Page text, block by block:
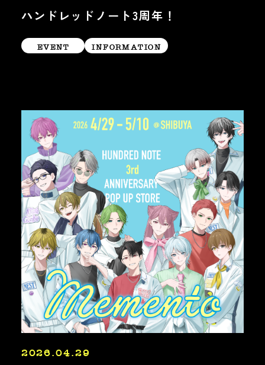
ハンドレッドノート3周年！
EVENT INFORMATION
2026.04.29